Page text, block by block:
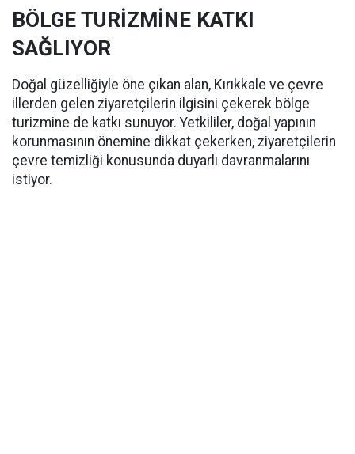
BÖLGE TURİZMİNE KATKI
SAĞLIYOR
Doğal güzelliğiyle öne çıkan alan, Kırıkkale ve çevre
illerden gelen ziyaretçilerin ilgisini çekerek bölge
turizmine de katkı sunuyor. Yetkililer, doğal yapının
korunmasının önemine dikkat çekerken, ziyaretçilerin
çevre temizliği konusunda duyarlı davranmalarını
istiyor.